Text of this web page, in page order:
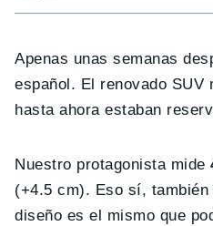
Apenas unas semanas
español. El renovado
hasta ahora estaban
Nuestro protagonista mide
(+4.5 cm). Eso sí,
diseño es el mismo que